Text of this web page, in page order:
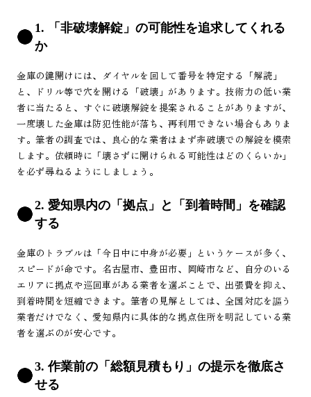
1. 「非破壊解錠」の可能性を追求してくれる
か
金庫の鍵開けには、ダイヤルを回して番号を特定する「解読」
と、ドリル等で穴を開ける「破壊」があります。技術力の低い業
者に当たると、すぐに破壊解錠を提案されることがありますが、
一度壊した金庫は防犯性能が落ち、再利用できない場合もありま
す。筆者の調査では、良心的な業者はまず非破壊での解錠を模索
します。依頼時に「壊さずに開けられる可能性はどのくらいか」
を必ず尋ねるようにしましょう。
2. 愛知県内の「拠点」と「到着時間」を確認
する
金庫のトラブルは「今日中に中身が必要」というケースが多く、
スピードが命です。名古屋市、豊田市、岡崎市など、自分のいる
エリアに拠点や巡回車がある業者を選ぶことで、出張費を抑え、
到着時間を短縮できます。筆者の見解としては、全国対応を謳う
業者だけでなく、愛知県内に具体的な拠点住所を明記している業
者を選ぶのが安心です。
3. 作業前の「総額見積もり」の提示を徹底さ
せる